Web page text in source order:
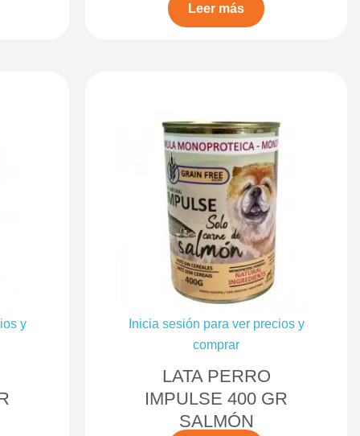
Leer más
y
Inicia sesión para ver precios y
comprar
LATA PERRO
IMPULSE 400 GR
SALMÓN